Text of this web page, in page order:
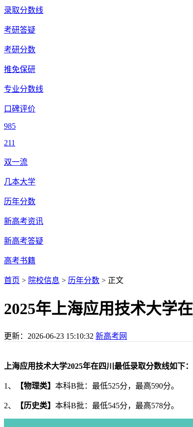
录取分数线
考研答疑
考研分数
推免保研
专业分数线
口碑评价
985
211
双一流
几本大学
历年分数
新高考资讯
新高考答疑
高考书籍
首页 > 院校信息 > 历年分数 > 正文
2025年上海应用技术大学
更新： 2026-06-23 15:10:32 新高考网
上海应用技术大学2025年在四川最低录取分数线如下：
1、 【物理类】 本科B批：最低525分，最高590分。
2、 【历史类】 本科B批：最低545分，最高578分。